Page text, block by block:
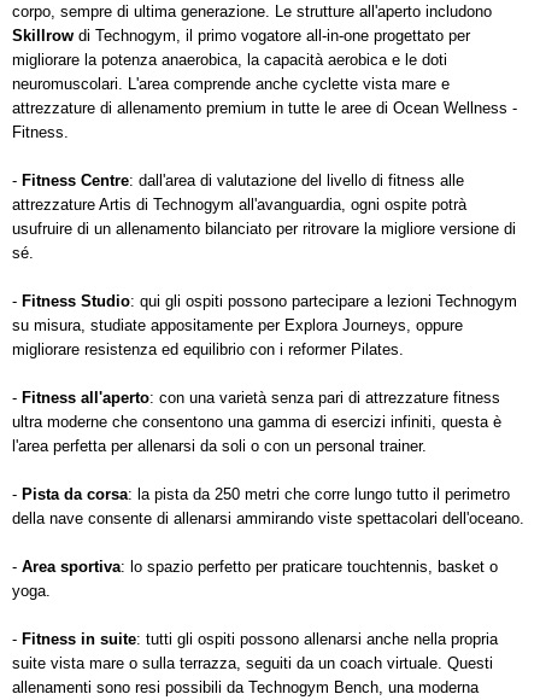
corpo, sempre di ultima generazione. Le strutture all'aperto includono
Skillrow di Technogym, il primo vogatore all-in-one progettato per
migliorare la potenza anaerobica, la capacità aerobica e le doti
neuromuscolari. L'area comprende anche cyclette vista mare e
attrezzature di allenamento premium in tutte le aree di Ocean Wellness -
Fitness.
- Fitness Centre: dall'area di valutazione del livello di fitness alle
attrezzature Artis di Technogym all'avanguardia, ogni ospite potrà
usufruire di un allenamento bilanciato per ritrovare la migliore versione di
sé.
- Fitness Studio: qui gli ospiti possono partecipare a lezioni Technogym
su misura , studiate appositamente per Explora Journeys, oppure
migliorare resistenza ed equilibrio con i reformer Pilates.
- Fitness all'aperto: con una varietà senza pari di attrezzature fitness
ultra moderne che consentono una gamma di esercizi infiniti, questa è
l'area perfetta per allenarsi da soli o con un personal trainer.
- Pista da corsa: la pista da 250 metri che corre lungo tutto il perimetro
della nave consente di allenarsi ammirando viste spettacolari dell'oceano.
- Area sportiva: lo spazio perfetto per praticare touchtennis, basket o
yoga.
- Fitness in suite: tutti gli ospiti possono allenarsi anche nella propria
suite vista mare o sulla terrazza, seguiti da un coach virtuale. Questi
allenamenti sono resi possibili da Technogym Bench, una moderna